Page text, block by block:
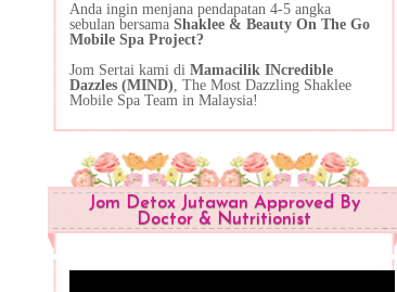
Anda ingin menjana pendapatan 4-5 angka
sebulan bersama Shaklee & Beauty On The Go
Mobile Spa Project?
Jom Sertai kami di Mamacilik INcredible
Dazzles (MIND), The Most Dazzling Shaklee
Mobile Spa Team in Malaysia!
Jom Detox Jutawan Approved By
Doctor & Nutritionist